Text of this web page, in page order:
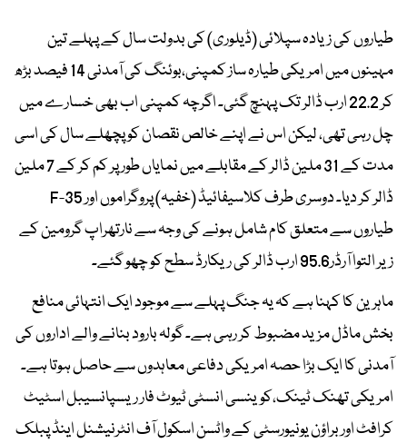
طیاروں کی زیادہ سپلائی (ڈیلوری) کی بدولت سال کے پہلے تین
مہینوں میں امریکی طیارہ ساز کمپنی،بوئنگ کی آمدنی 14 فیصد بڑھ
کر 22.2 ارب ڈالر تک پہنچ گئی۔ اگرچہ کمپنی اب بھی خسارے میں
چل رہی تھی، لیکن اس نے اپنے خالص نقصان کو پچھلے سال کی اسی
مدت کے 31 ملین ڈالر کے مقابلے میں نمایاں طور پر کم کر کے 7 ملین
ڈالر کر دیا۔ دوسری طرف کلاسیفائیڈ (خفیہ) پروگراموں اور F-35
طیاروں سے متعلق کام شامل ہونے کی وجہ سے نارتھراپ گرومین کے
زیر التوا آرڈر95.6 ارب ڈالر کی ریکارڈ سطح کو چھو گئے۔
ماہرین کا کہنا ہے کہ یہ جنگ پہلے سے موجود ایک انتہائی منافع
بخش ماڈل مزید مضبوط کر رہی ہے۔ گولہ بارود بنانے والے اداروں کی
آمدنی کا ایک بڑا حصہ امریکی دفاعی معاہدوں سے حاصل ہوتا ہے۔
امریکی تھنک ٹینک،کوینسی انسٹی ٹیوٹ فار ریسپانسیبل اسٹیٹ
کرافٹ اور براؤن یونیورسٹی کے واٹسن اسکول آف انٹرنیشنل اینڈ پبلک